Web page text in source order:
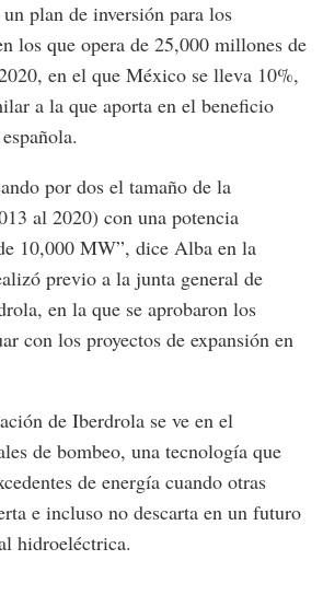
plan de inversión para los
los que opera de 25,000 millones de
en el que México se lleva 10%,
a la que aporta en el beneficio
por dos el tamaño de la
al 2020) con una potencia
10,000 MW”, dice Alba en la
previo a la junta general de
en la que se aprobaron los
con los proyectos de expansión en
de Iberdrola se ve en el
de bombeo, una tecnología que
de energía cuando otras
e incluso no descarta en un futuro
hidroeléctrica.